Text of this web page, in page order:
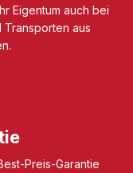
Eigentum auch bei
aus
Preis-Garantie